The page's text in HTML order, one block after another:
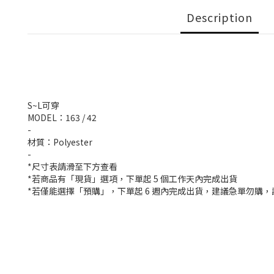
Description
S~L可穿
MODEL：163 / 42
-
材質：Polyester
-
*尺寸表請滑至下方查看
*若商品有「現貨」選項，下單起 5 個工作天內完成出貨
*若僅能選擇「預購」，下單起 6 週內完成出貨，建議急單勿購，